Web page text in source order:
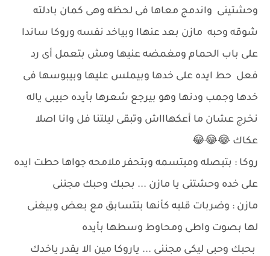
وحشتينى واندمج معاها فى لحظه وهى كمان بادلته
شوقه وحبه مازن بعد عنهاا وبياخد نفسه وروكا ساندا
على باب الحمام ومغمضه عنيها ومش بتعمل أى رد
فعل حط ايده على خدها وبيملس عليها وبيبوسها فى
خدها وجمب ودنها وهو بيرجع شعرها بأيده حبيبى ياله
نخرج عشان ما أعكهاااش وتبقى ليلتنا فل وانا اصلا
عكاك 😂😂😂
روكا : بتبصله ومبتسمه وبتحفر ملامحه جواها حطت ايده
على خده وحشتنى يا مازن ... بحبك وحبك مجننى
مازن : وضربات قلبه كأنها بتتسابق مع بعض وبيغنى
لها بصوت واطى ومحاوط وسطها بأيده
بحبك وحبى ليكى مجننى ... ياروكا مين الا يقدر ياخدك